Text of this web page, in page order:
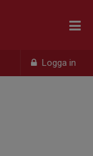
Logga in